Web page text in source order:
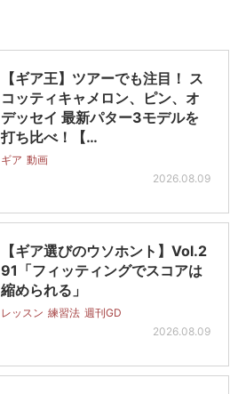
【ギア王】ツアーでも注目！ ス
コッティキャメロン、ピン、オ
デッセイ 最新パター3モデルを
打ち比べ！【…
ギア 動画
2026.08.09
【ギア選びのウソホント】Vol.2
91「フィッティングでスコアは
縮められる」
レッスン 練習法 週刊GD
2026.08.09